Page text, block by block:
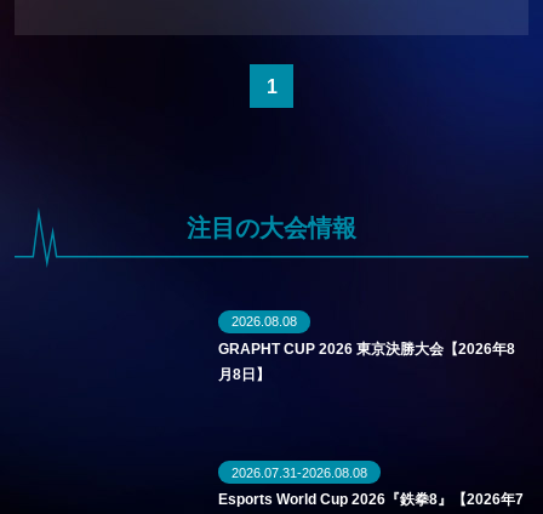
1
注目の大会情報
2026.08.08
GRAPHT CUP 2026 東京決勝大会【2026年8
月8日】
2026.07.31-2026.08.08
Esports World Cup 2026『鉄拳8』【2026年7